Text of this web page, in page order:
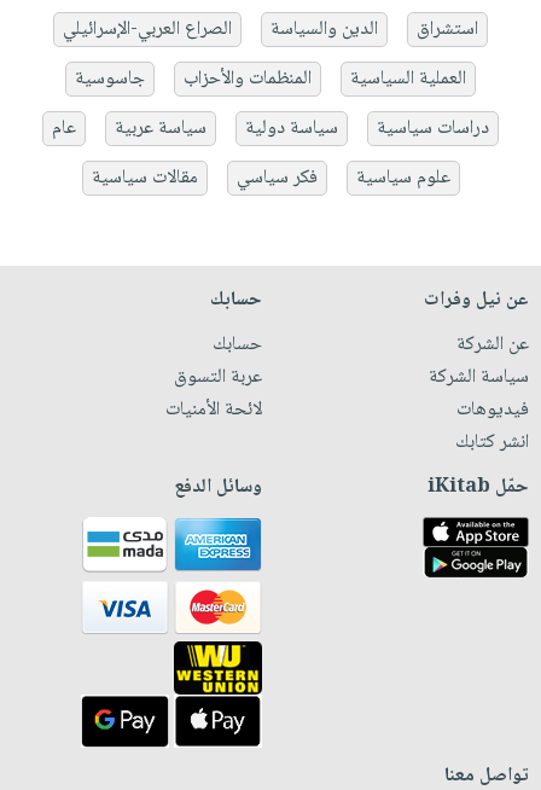
استشراق الدين والسياسة
الصراع العربي-الإسرائيلي
العملية السياسية
المنظمات والأحزاب
جاسوسية
دراسات سياسية
سياسة دولية سياسة عربية
عام
علوم سياسية
فكر سياسي مقالات سياسية
عن نيل وفرات
عن الشركة
سياسة الشركة
فيديوهات
انشر كتابك
حسابك
حسابك
عربة التسوق
لائحة الأمنيات
حمّل iKitab وسائل الدفع
تواصل معنا